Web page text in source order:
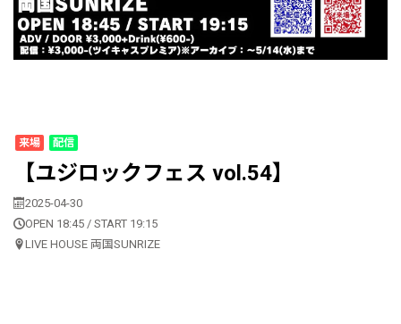
来場 配信
【ユジロックフェス vol.54】
2025-04-30
OPEN 18:45 / START 19:15
LIVE HOUSE 両国SUNRIZE